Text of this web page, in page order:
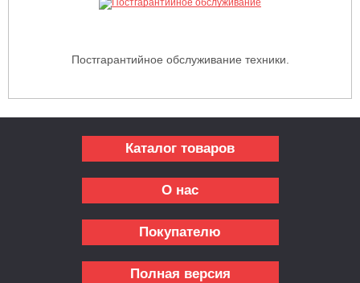
Постгарантийное обслуживание техники.
Каталог товаров
О нас
Покупателю
Полная версия